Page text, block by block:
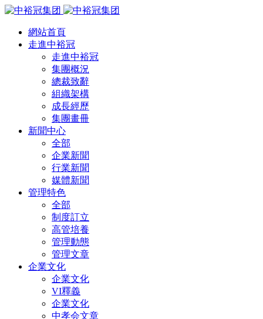
網站首頁
走進中裕冠
走進中裕冠
集團概況
總裁致辭
組織架構
成長經歷
集團畫冊
新聞中心
全部
企業新聞
行業新聞
媒體新聞
管理特色
全部
制度訂立
高管培養
管理動態
管理文章
企業文化
企業文化
VI釋義
企業文化
中孝会文章